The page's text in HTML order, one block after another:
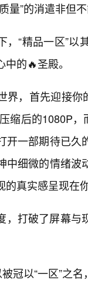
量”的消遣非但
，“精品一区”
的🔥圣殿。
界，首先迎接你
缩后的1080P
开一部期待已
中细微的情绪
的真实感呈现在
，打破了屏幕与
被冠以“一区”之